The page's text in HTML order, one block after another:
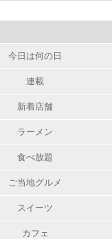
今日は何の日
連載
新着店舗
ラーメン
食べ放題
ご当地グルメ
スイーツ
カフェ